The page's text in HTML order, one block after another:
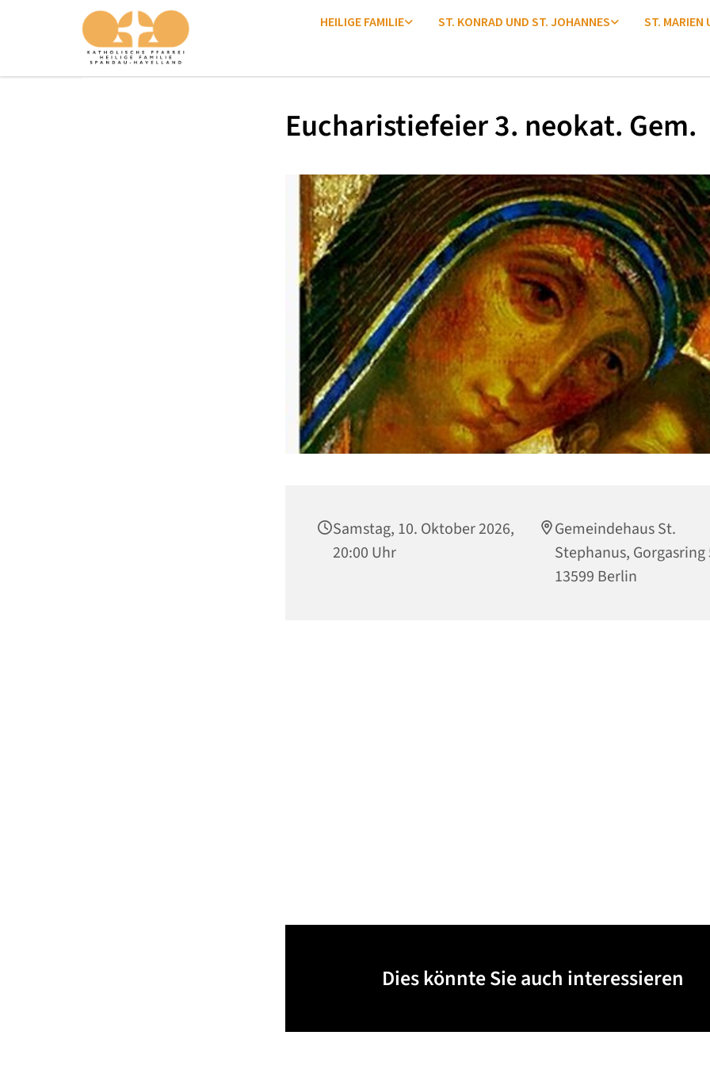
HEILIGE FAMILIE ST. KONRAD UND ST. JOHANNES ST. MARIEN
Eucharistiefeier 3. neokat. Gem.
Samstag, 10. Oktober 2026,
20:00 Uhr
Gemeindehaus St.
Stephanus, Gorgasring
13599 Berlin
Dies könnte Sie auch interessieren